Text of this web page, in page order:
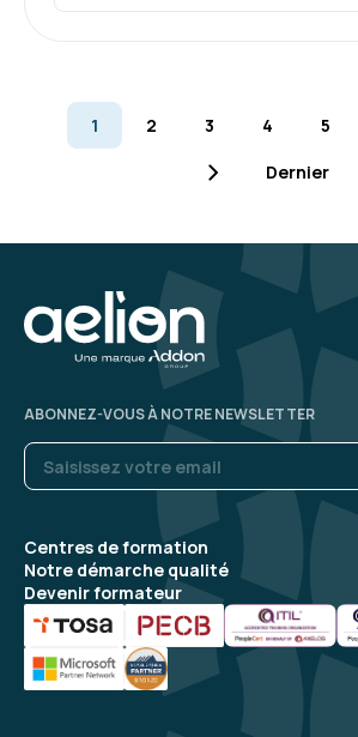
1 2 3 4 5
Dernier
Centres de formation
Notre démarche qualité
Devenir formateur
ABONNEZ-VOUS À NOTRE NEWSLETTER